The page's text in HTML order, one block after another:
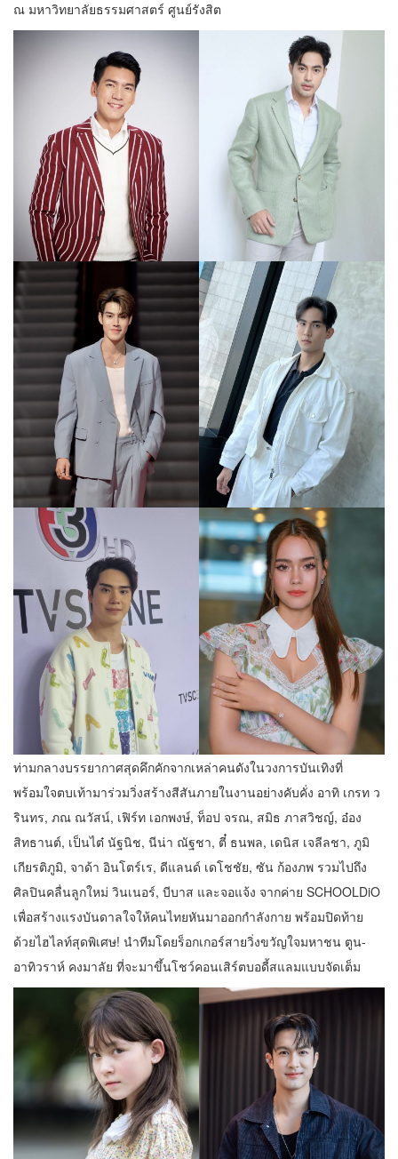
ณ มหาวิทยาลัยธรรมศาสตร์ ศูนย์รังสิต
ท่ามกลางบรรยากาศสุดคึกคักจากเหล่าคนดังในวงการบันเทิงที่
พร้อมใจตบเท้ามาร่วมวิ่งสร้างสีสันภายในงานอย่างคับคั่ง อาทิ เกรท ว
รินทร, ภณ ณวัสน์, เฟิร์ท เอกพงษ์, ท็อป จรณ, สมิธ ภาสวิชญ์, อ๋อง
สิทธานต์, เป็นไต๋ นัฐนิช, นีน่า ณัฐชา, ตี๋ ธนพล, เดนิส เจลีลชา, ภูมิ
เกียรติภูมิ, จาด้า อินโตร์เร, ดีแลนด์ เดโชชัย, ซัน ก้องภพ รวมไปถึง
ศิลปินคลื่นลูกใหม่ วินเนอร์, บีบาส และจอแจ้ง จากค่าย SCHOOLDiO
เพื่อสร้างแรงบันดาลใจให้คนไทยหันมาออกกำลังกาย พร้อมปิดท้าย
ด้วยไฮไลท์สุดพิเศษ! นำทีมโดยร็อกเกอร์สายวิ่งขวัญใจมหาชน ตูน-
อาทิวราห์ คงมาลัย ที่จะมาขึ้นโชว์คอนเสิร์ตบอดี้สแลมแบบจัดเต็ม